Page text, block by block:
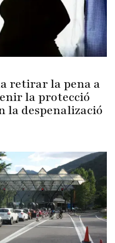
retirar la pena a
la protecció
la despenalizació